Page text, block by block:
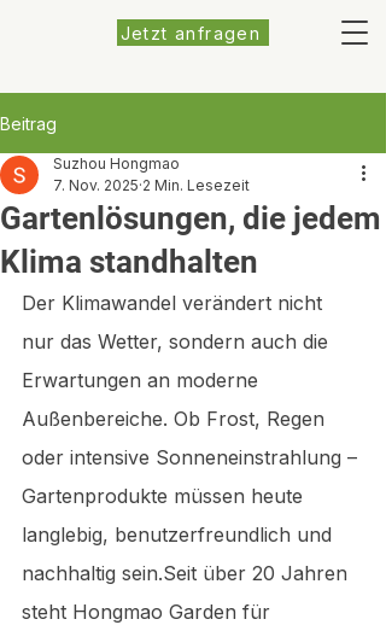
Jetzt anfragen
Beitrag
Gartenlösungen, die jedem
Klima standhalten
Suzhou Hongmao
7. Nov. 2025 2 Min. Lesezeit
Der Klimawandel verändert nicht
nur das Wetter, sondern auch die
Erwartungen an moderne
Außenbereiche. Ob Frost, Regen
oder intensive Sonneneinstrahlung –
Gartenprodukte müssen heute
langlebig, benutzerfreundlich und
nachhaltig sein.Seit über 20 Jahren
steht Hongmao Garden für